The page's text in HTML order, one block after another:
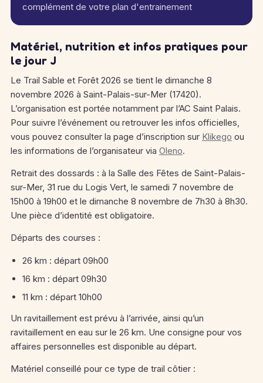
complément de votre plan d'entrainement
Matériel, nutrition et infos pratiques pour
le jour J
Le Trail Sable et Forêt 2026 se tient le dimanche 8
novembre 2026 à Saint-Palais-sur-Mer (17420).
L’organisation est portée notamment par l’AC Saint Palais.
Pour suivre l’événement ou retrouver les infos officielles,
vous pouvez consulter la page d’inscription sur Klikego ou
les informations de l’organisateur via Oleno.
Retrait des dossards : à la Salle des Fêtes de Saint-Palais-
sur-Mer, 31 rue du Logis Vert, le samedi 7 novembre de
15h00 à 19h00 et le dimanche 8 novembre de 7h30 à 8h30.
Une pièce d’identité est obligatoire.
Départs des courses :
26 km : départ 09h00
16 km : départ 09h30
11 km : départ 10h00
Un ravitaillement est prévu à l’arrivée, ainsi qu’un
ravitaillement en eau sur le 26 km. Une consigne pour vos
affaires personnelles est disponible au départ.
Matériel conseillé pour ce type de trail côtier :